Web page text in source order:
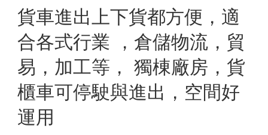
貨⾞進出上下貨都⽅便，適
合各式⾏業 ，倉儲物流，貿
易，加⼯等， 獨棟廠房，貨
櫃⾞可停駛與進出，空間好
運⽤